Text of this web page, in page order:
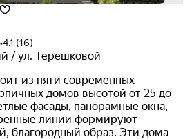
•4.1 (16)
/ ул. Терешковой
из пяти современных
домов высотой от 25 до
фасады, панорамные окна,
линии формируют
благородный образ. Эти дома